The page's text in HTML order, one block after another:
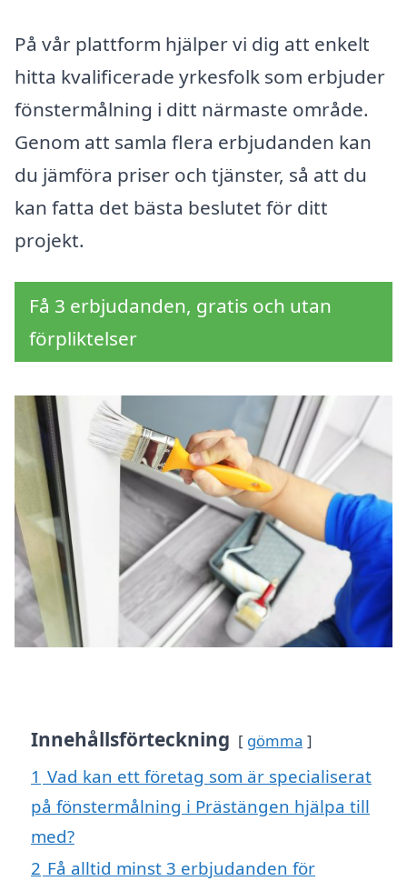
På vår plattform hjälper vi dig att enkelt
hitta kvalificerade yrkesfolk som erbjuder
fönstermålning i ditt närmaste område.
Genom att samla flera erbjudanden kan
du jämföra priser och tjänster, så att du
kan fatta det bästa beslutet för ditt
projekt.
Få 3 erbjudanden, gratis och utan
förpliktelser
Innehållsförteckning gömma
1 Vad kan ett företag som är specialiserat
på fönstermålning i Prästängen hjälpa till
med?
2 Få alltid minst 3 erbjudanden för